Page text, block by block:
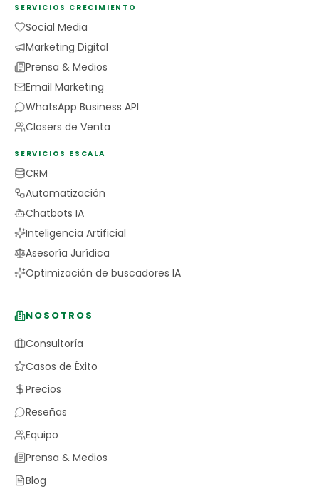
SERVICIOS CRECIMIENTO
Social Media
Marketing Digital
Prensa & Medios
Email Marketing
WhatsApp Business API
Closers de Venta
SERVICIOS ESCALA
CRM
Automatización
Chatbots IA
Inteligencia Artificial
Asesoría Jurídica
Optimización de buscadores IA
NOSOTROS
Consultoría
Casos de Éxito
Precios
Reseñas
Equipo
Prensa & Medios
Blog